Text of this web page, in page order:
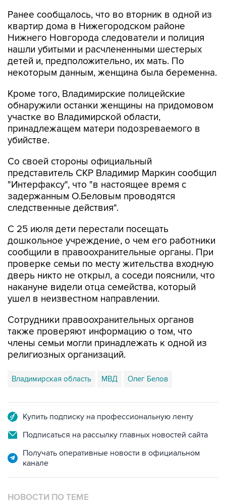
Ранее сообщалось, что во вторник в одной из
квартир дома в Нижегородском районе
Нижнего Новгорода следователи и полиция
нашли убитыми и расчлененными шестерых
детей и, предположительно, их мать. По
некоторым данным, женщина была беременна.
Кроме того, Владимирские полицейские
обнаружили останки женщины на придомовом
участке во Владимирской области,
принадлежащем матери подозреваемого в
убийстве.
Со своей стороны официальный
представитель СКР Владимир Маркин сообщил
"Интерфаксу", что "в настоящее время с
задержанным О.Беловым проводятся
следственные действия".
С 25 июля дети перестали посещать
дошкольное учреждение, о чем его работники
сообщили в правоохранительные органы. При
проверке семьи по месту жительства входную
дверь никто не открыл, а соседи пояснили, что
накануне видели отца семейства, который
ушел в неизвестном направлении.
Сотрудники правоохранительных органов
также проверяют информацию о том, что
члены семьи могли принадлежать к одной из
религиозных организаций.
Владимирская область МВД Олег Белов
Купить подписку на профессиональную ленту
Подписаться на рассылку главных новостей сайта
Получать оперативные новости в официальном
канале
НОВОСТИ ПО ТЕМЕ